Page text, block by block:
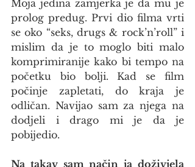
Moja jedina zamjerka je da mu je
prolog predug. Prvi dio filma vrti
se oko “seks, drugs & rock’n’roll” i
mislim da je to moglo biti malo
komprimiranije kako bi tempo na
početku bio bolji. Kad se film
počinje zapletati, do kraja je
odličan. Navijao sam za njega na
dodjeli i drago mi je da je
pobijedio.
Na takav sam način ja doživjela